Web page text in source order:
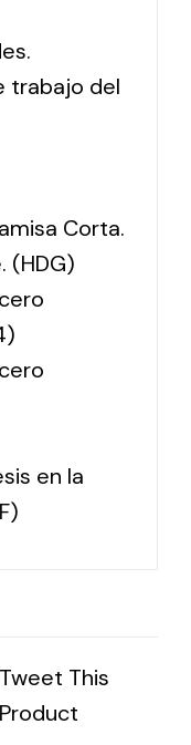
trabajo del
Corta.
(HDG)
en la
Tweet This
Product